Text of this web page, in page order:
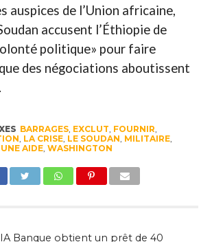
auspices de l’Union africaine,
accusent l’Éthiopie de
politique» pour faire
des négociations aboutissent
BARRAGES, EXCLUT, FOURNIR,
, LA CRISE, LE SOUDAN, MILITAIRE,
UNE AIDE, WASHINGTON
Banque obtient un prêt de 40